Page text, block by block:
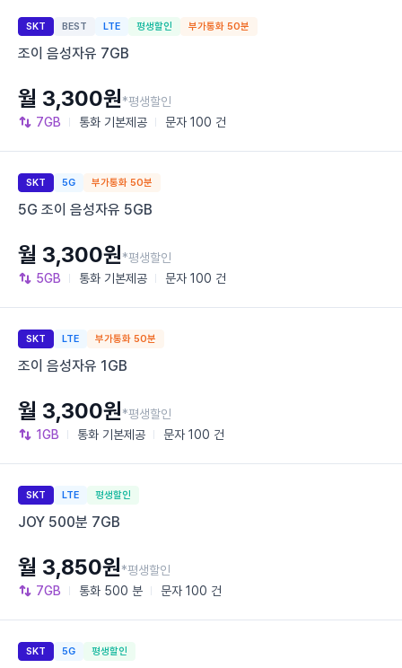
SKT BEST LTE 평생할인 부가통화 50분
조이 음성자유 7GB
7GB 통화 기본제공 문자 100 건
월 3,300원*평생할인
SKT 5G 부가통화 50분
5G 조이 음성자유 5GB
5GB 통화 기본제공 문자 100 건
월 3,300원*평생할인
SKT LTE 부가통화 50분
조이 음성자유 1GB
1GB 통화 기본제공 문자 100 건
월 3,300원*평생할인
SKT LTE 평생할인
JOY 500분 7GB
7GB 통화 500 분 문자 100 건
월 3,850원*평생할인
SKT 5G 평생할인